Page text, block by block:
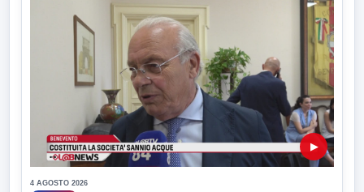
▶
4 AGOSTO 2026